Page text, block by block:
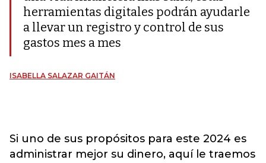
herramientas digitales podrán ayudarle
a llevar un registro y control de sus
gastos mes a mes
ISABELLA SALAZAR GAITÁN
Si uno de sus propósitos para este 2024 es
administrar mejor su dinero, aquí le traemos